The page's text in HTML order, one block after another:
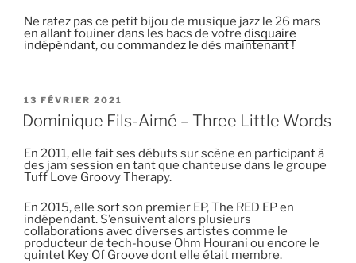
Ne ratez pas ce petit bijou de musique jazz le 26 mars
en allant fouiner dans les bacs de votre disquaire
indépéndant, ou commandez le dès maintenant !
PUBLIÉ
LE
13 FÉVRIER 2021
Dominique Fils-Aimé – Three Little Words
En 2011, elle fait ses débuts sur scène en participant à
des jam session en tant que chanteuse dans le groupe
Tuff Love Groovy Therapy.
En 2015, elle sort son premier EP, The RED EP en
indépendant. S’ensuivent alors plusieurs
collaborations avec diverses artistes comme le
producteur de tech-house Ohm Hourani ou encore le
quintet Key Of Groove dont elle était membre.